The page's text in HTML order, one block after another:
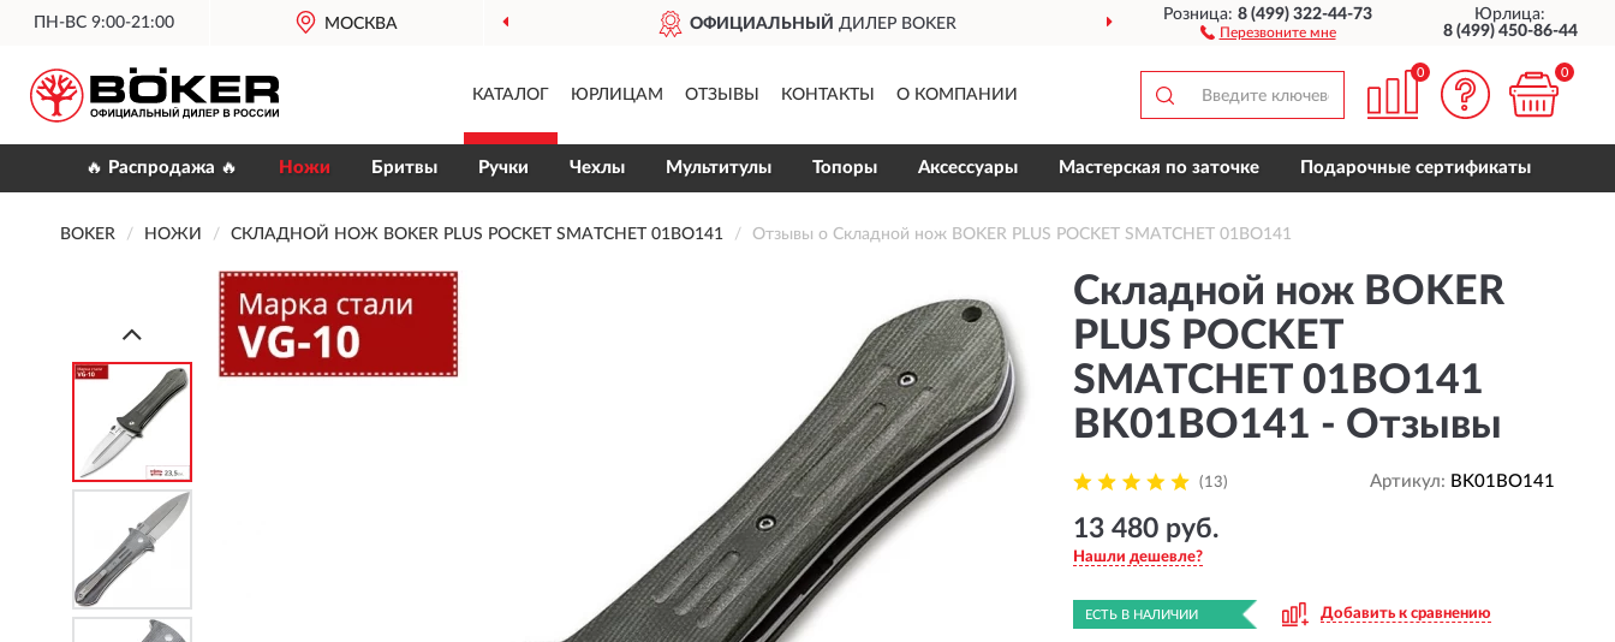
ПН-ВС 9:00-21:00 МОСКВА ОФИЦИАЛЬНЫЙДИЛЕР BOKER ДОСТАВИМПО ВСЕЙ РОССИИ
Розница:8 (499) 322-44-73
Перезвоните мне
Юрлица:
8 (499) 450-86-44
КАТАЛОГ ЮРЛИЦАМ ОТЗЫВЫ КОНТАКТЫ О КОМПАНИИ
0 0
🔥 Распродажа 🔥 Ножи Бритвы Ручки Чехлы Мультитулы Топоры Аксессуары Мастерская по заточке Подарочные сертификаты
BOKER НОЖИ СКЛАДНОЙ НОЖ BOKER PLUS POCKET SMATCHET 01BO141 Отзывы о Складной нож BOKER PLUS POCKET SMATCHET 01BO141
Складной нож BOKER
PLUS POCKET
SMATCHET 01BO141
BK01BO141 - Отзывы
(13) Артикул: BK01BO141
13 480 руб.
Нашли дешевле?
ЕСТЬ В НАЛИЧИИ Добавить к сравнению